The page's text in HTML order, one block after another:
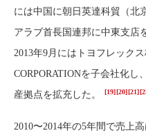
には中国に朝日英達科貿（北
アラブ首長国連邦に中東支店
2013年9月にはトヨフレック
CORPORATIONを子会社化
産拠点を拡充した。
[19][20][21]
2010〜2014年の5年間で売上